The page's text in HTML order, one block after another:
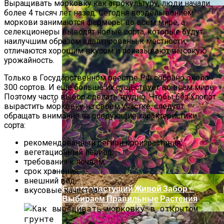
Чем Подкормить Лук
Быстрорастущий Живой Забор —
Выбираем Правильные Растения
Выращивать морковку как агрокультуру, люди начали
более 4 тысяч лет назад. Сегодня возделыванием
моркови занимаются фермеры во всем мире, а
селекционеры выводят новые сорта, которые будут
наилучшим образом адаптированы к местности,
отличаются хорошим вкусом и показывают высокую
урожайность.
Только в Государственном реестре РФ собрано около
300 сортов. И еще больше их существует во всем мире.
Поэтому часто выбор сделать трудно. Чтобы без хлопот
вырастить морковку на своем участке, следует
обращать внимание на следующие характеристики
сорта:
рекомендованный регион произрастания;
вегетационный период;
требования к почвам;
срок хранения;
внешний вид;
вкусовые качества.